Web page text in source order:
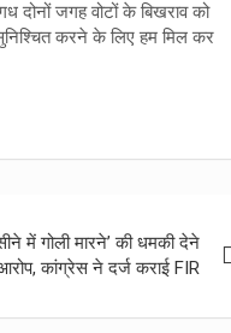
दोनों जगह वोटों के बिखराव को
करने के लिए हम मिल कर
में गोली मारने’ की धमकी देने
कांग्रेस ने दर्ज कराई FIR